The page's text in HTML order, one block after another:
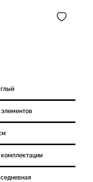
элементов
комплектации